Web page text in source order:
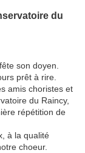
du
son doyen.
prêt à rire.
amis choristes et
du Raincy,
répétition de
à la qualité
choeur.